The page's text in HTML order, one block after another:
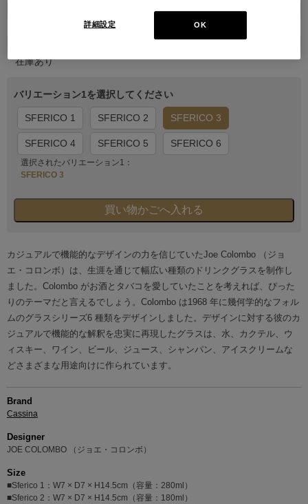
在庫あり
バリエーション1を選択してください
SFERICO 1 SFERICO 2 SFERICO 3
SFERICO 4 SFERICO 5 SFERICO 6
選択されたバリエーション1：
SFERICO 3
カジュアルで機能的なデザインの力を信じていたJoe Colombo （ジョ
エ・コロンボ）は、生涯を通じて幅広い種類のドリンクグラスを制作し
ました。Colombo がお酒とタバコを愛していたことを考えれば、ぴった
りのテーマだと言えるでしょう。Colombo は1968 年に幾何学的なフォル
ムのグラスシリーズ6 種類をデザインしました。デザインに対する彼のカ
ジュアルで機能的な解釈を忠実に再現したグラスは、水、カクテル、ウ
ィスキー、ワイン、ビール、ジュース、シャンパン、アイスクリームな
どさまざまな用途向けに作られています。
Brand
Cassina
Designer
JOE COLOMBO （ジョエ・コロンボ）
Size
■Sferico 1：W7 × D7 × H14.5cm（容量：280ml）
■Sferico 2：W7 × D7 × H14.5cm（容量：180ml）
OK
詳細設定